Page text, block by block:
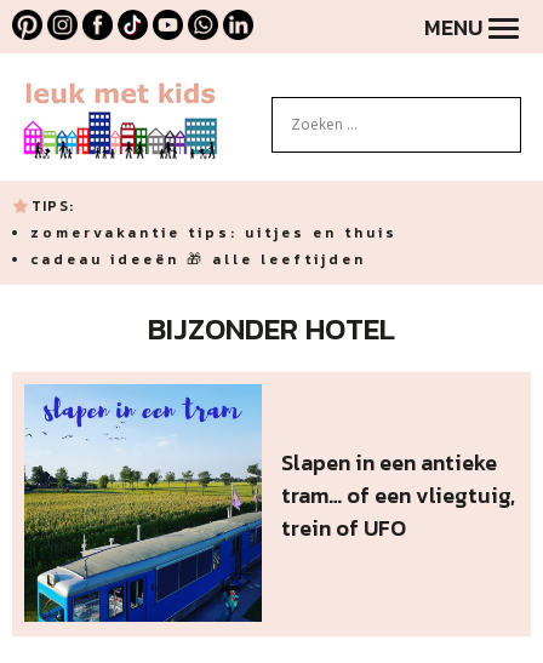
MENU
TIPS:
zomervakantie tips: uitjes en thuis
cadeau ideeën 🎁 alle leeftijden
BIJZONDER HOTEL
Slapen in een antieke
tram… of een vliegtuig,
trein of UFO